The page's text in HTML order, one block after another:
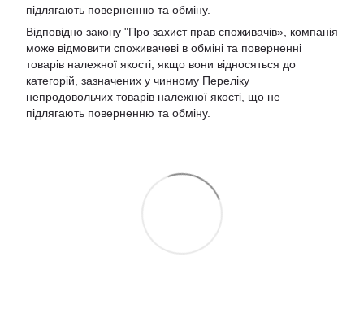
підлягають поверненню та обміну.
Відповідно закону "Про захист прав споживачів» , компанія
може відмовити споживачеві в обміні та поверненні
товарів належної якості, якщо вони відносяться до
категорій, зазначених у чинному Переліку
непродовольчих товарів належної якості, що не
підлягають поверненню та обміну.